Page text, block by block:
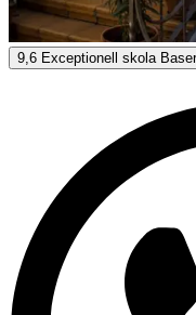
Linguaschool Barcelona
9,6 Exceptionell Baserat på
9,6 Exceptionell skola